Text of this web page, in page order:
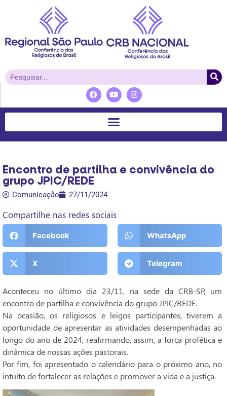
Encontro de partilha e convivência do
grupo JPIC/REDE
Comunicação 27/11/2024
Compartilhe nas redes sociais
Facebook WhatsApp
X Telegram
Aconteceu no último dia 23/11, na sede da CRB-SP, um
encontro de partilha e convivência do grupo JPIC/REDE.
Na ocasião, os religiosos e leigos participantes, tiverem a
oportunidade de apresentar as atividades desempenhadas ao
longo do ano de 2024, reafirmando, assim, a força profética e
dinâmica de nossas ações pastorais.
Por fim, foi apresentado o calendário para o próximo ano, no
intuito de fortalecer as relações e promover a vida e a justiça.